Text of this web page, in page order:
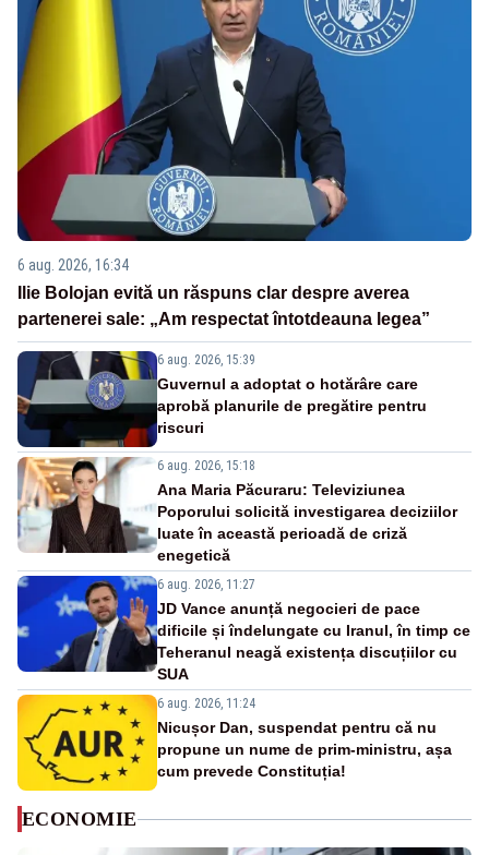
6 aug. 2026, 16:34
Ilie Bolojan evită un răspuns clar despre averea
partenerei sale: „Am respectat întotdeauna legea”
6 aug. 2026, 15:39
Guvernul a adoptat o hotărâre care
aprobă planurile de pregătire pentru
riscuri
6 aug. 2026, 15:18
Ana Maria Păcuraru: Televiziunea
Poporului solicită investigarea deciziilor
luate în această perioadă de criză
enegetică
6 aug. 2026, 11:27
JD Vance anunță negocieri de pace
dificile și îndelungate cu Iranul, în timp ce
Teheranul neagă existența discuțiilor cu
SUA
6 aug. 2026, 11:24
Nicușor Dan, suspendat pentru că nu
propune un nume de prim-ministru, așa
cum prevede Constituția!
ECONOMIE